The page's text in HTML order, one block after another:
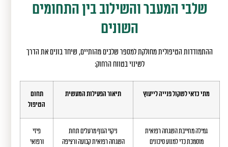
שלבי המעבר והשילוב בין התחומים
השונים
ההתמודדות הטיפולית מחולקת למספר שלבים מהותיים, שיחד בונים את הדרך
לשינוי בטווח הרחוק:
מתי כדאי לשקול פנייה לייעוץ תיאור הפעילות המעשית
תחום
הטיפול
גמילה מחייבת השגחה רפואית
מוסמכת כדי למנוע סיכונים
ניקוי הגוף מרעלים תחת
השגחה רפואית קבועה ורציפה
פיזי
ורפואי